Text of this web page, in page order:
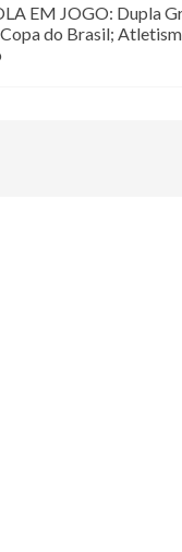
EM JOGO: Dupla
do Brasil;